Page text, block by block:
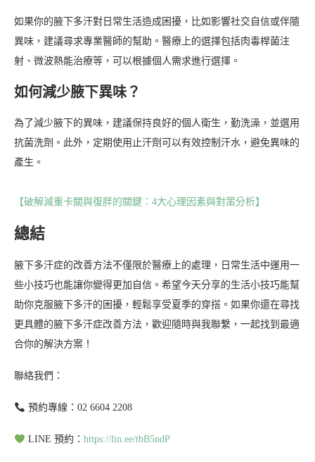
如果你的腋下多汗對日常生活造成困擾，比如影響社交自信或伴隨
異味，建議尋求專業醫師的幫助。醫療上的選擇包括肉毒桿菌注
射、微波熱能治療等，可以根據個人需求進行選擇。
如何減少腋下異味？
為了減少腋下的異味，建議保持良好的個人衛生，勤洗澡，並選用
抗菌洗劑。此外，定期使用止汗劑可以有效控制汗水，避免異味的
產生。
【破解減重卡關與復胖的關鍵：4大心理因素與對策分析】
總結
腋下多汗症的改善方法不僅限於醫療上的處理，日常生活中運用一
些小技巧也能讓你變得更加自信。希望今天分享的生活小技巧能幫
助你克服腋下多汗的困擾，輕鬆享受夏季的穿搭。如果你還在尋找
更具體的腋下多汗症改善方法，歡迎隨時與我聯繫，一起找到最適
合你的解決方案！
聯絡我們：
預約專線：02 6604 2208
LINE 預約： https://lin.ee/tbB5ndP